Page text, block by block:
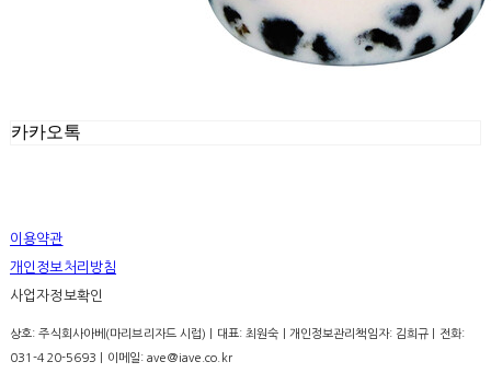
카카오톡
이용약관
개인정보처리방침
사업자정보확인
상호: 주식회사아베(마리브리자드 시럽) | 대표: 최원숙 | 개인정보관리책임자: 김희규 | 전화:
031-420-5693 | 이메일: ave@iave.co.kr